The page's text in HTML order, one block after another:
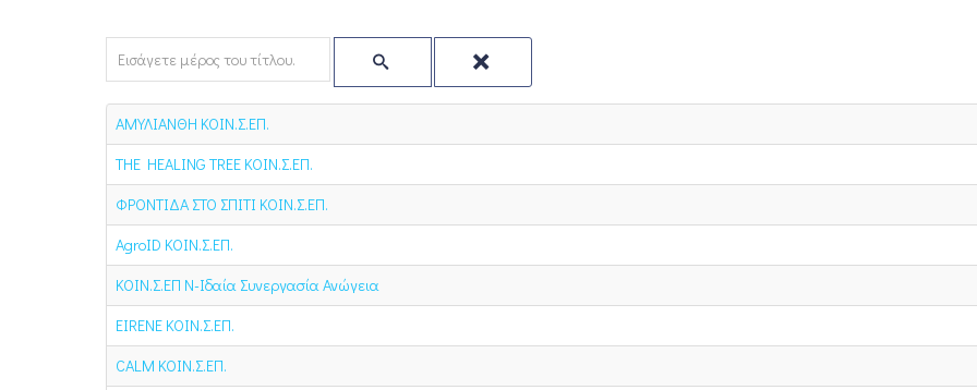
Εισάγετε μέρος του τίτλου.
ΑΜΥΛΙΑΝΘΗ ΚΟΙΝ.Σ.ΕΠ.
THE HEALING TREE ΚΟΙΝ.Σ.ΕΠ.
ΦΡΟΝΤΙΔΑ ΣΤΟ ΣΠΙΤΙ ΚΟΙΝ.Σ.ΕΠ.
AgroID ΚΟΙΝ.Σ.ΕΠ.
ΚΟΙΝ.Σ.ΕΠ Ν-Ιδαία Συνεργασία Ανώγεια
EIRENE ΚΟΙΝ.Σ.ΕΠ.
CALM ΚΟΙΝ.Σ.ΕΠ.